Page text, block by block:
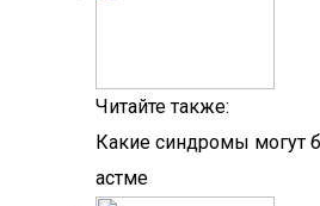
Читайте также:
Какие синдромы могут
астме